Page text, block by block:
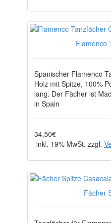
Flamenco
Spanischer Flamenco
Holz mit Spitze, 100%
lang. Der Fächer ist
in Spain
34,50€
inkl. 19% MwSt. zzgl.
Fächer